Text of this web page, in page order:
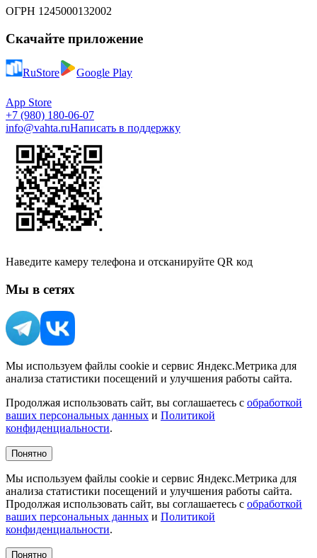
ОГРН 1245000132002
Скачайте приложение
RuStore Google Play
App Store
+7 (980) 180-06-07
info@vahta.ruНаписать в поддержку
Наведите камеру телефона и отсканируйте QR код
Мы в сетях
Мы используем файлы cookie и сервис Яндекс.Метрика для
анализа статистики посещений и улучшения работы сайта.
Продолжая использовать сайт, вы соглашаетесь с обработкой
ваших персональных данных и Политикой
конфиденциальности.
Понятно
Мы используем файлы cookie и сервис Яндекс.Метрика для
анализа статистики посещений и улучшения работы сайта.
Продолжая использовать сайт, вы соглашаетесь с обработкой
ваших персональных данных и Политикой
конфиденциальности.
Понятно